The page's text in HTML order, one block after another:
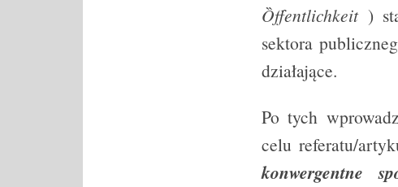
Ȍffentlichkeit)
sektora
działające.
Po tych
celu referatu/
konwergentne